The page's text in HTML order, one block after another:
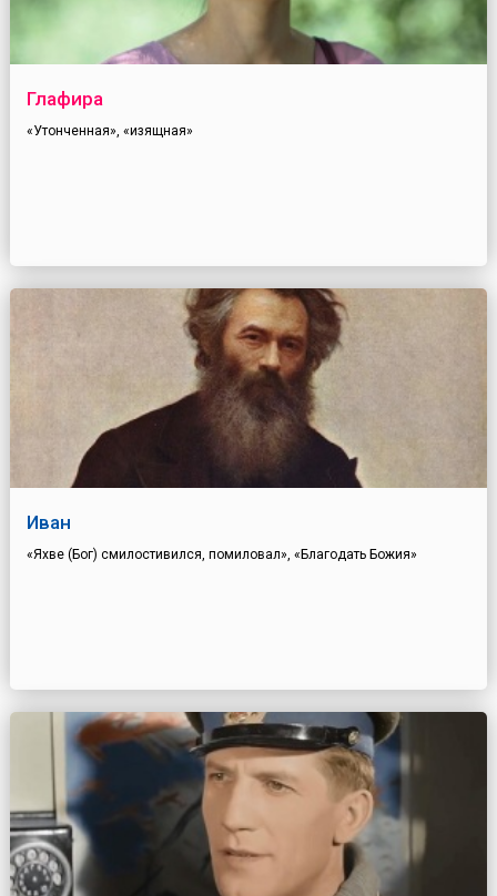
Глафира
«Утонченная», «изящная»
Иван
«Яхве (Бог) смилостивился, помиловал», «Благодать Божия»